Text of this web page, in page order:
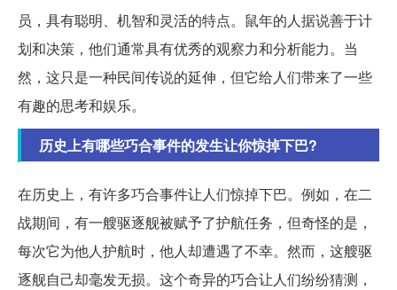
员，具有聪明、机智和灵活的特点。鼠年的人据说善于计
划和决策，他们通常具有优秀的观察力和分析能力。当
然，这只是一种民间传说的延伸，但它给人们带来了一些
有趣的思考和娱乐。
历史上有哪些巧合事件的发生让你惊掉下巴?
在历史上，有许多巧合事件让人们惊掉下巴。例如，在二
战期间，有一艘驱逐舰被赋予了护航任务，但奇怪的是，
每次它为他人护航时，他人却遭遇了不幸。然而，这艘驱
逐舰自己却毫发无损。这个奇异的巧合让人们纷纷猜测，